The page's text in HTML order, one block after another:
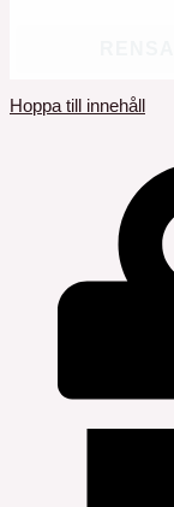
Hoppa till innehåll